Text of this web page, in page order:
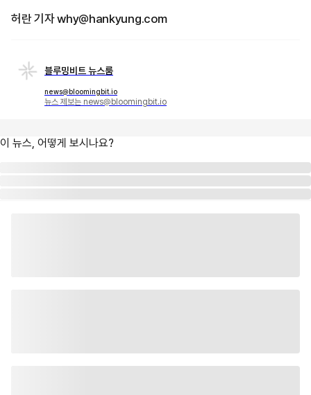
허란 기자 why@hankyung.com
블루밍비트 뉴스룸
news@bloomingbit.io
뉴스 제보는 news@bloomingbit.io
이 뉴스, 어떻게 보시나요?